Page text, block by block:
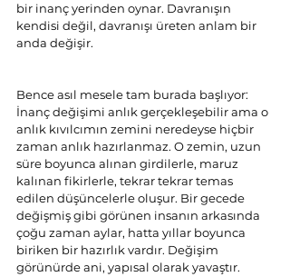
bir inanç yerinden oynar. Davranışın
kendisi değil, davranışı üreten anlam bir
anda değişir.
Bence asıl mesele tam burada başlıyor:
İnanç değişimi anlık gerçekleşebilir ama o
anlık kıvılcımın zemini neredeyse hiçbir
zaman anlık hazırlanmaz. O zemin, uzun
süre boyunca alınan girdilerle, maruz
kalınan fikirlerle, tekrar tekrar temas
edilen düşüncelerle oluşur. Bir gecede
değişmiş gibi görünen insanın arkasında
çoğu zaman aylar, hatta yıllar boyunca
biriken bir hazırlık vardır. Değişim
görünürde ani, yapısal olarak yavaştır.